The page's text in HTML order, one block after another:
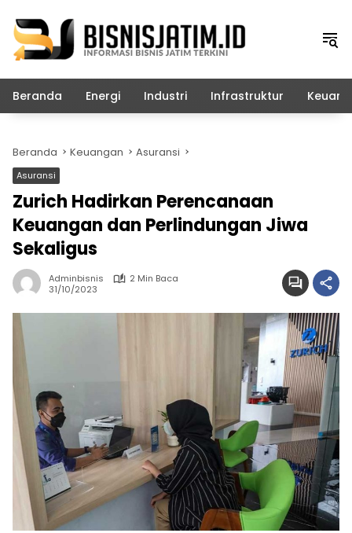
konten
Beranda Energi Industri Infrastruktur
Beranda Keuangan Asuransi
Asuransi
Zurich Hadirkan Perencanaan
Keuangan dan Perlindungan Jiwa
Sekaligus
Adminbisnis
2 Min Baca
31/10/2023